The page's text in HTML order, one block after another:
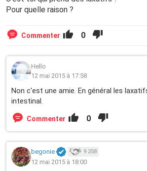
Pour quelle raison ?
Commenter 0
Hello
12 mai 2015 à 17:58
Non c'est une amie. En général les
intestinal.
Commenter 0
begonie 9 258
12 mai 2015 à 18:00